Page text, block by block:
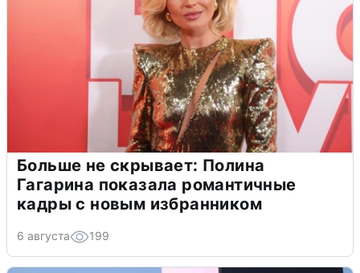
Больше не скрывает: Полина
Гагарина показала романтичные
кадры с новым избранником
6 августа 199